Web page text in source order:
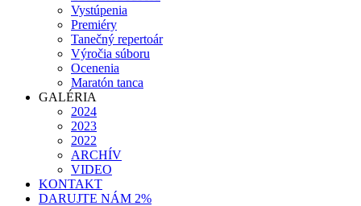
Vystúpenia
Premiéry
Tanečný repertoár
Výročia súboru
Ocenenia
Maratón tanca
GALÉRIA
2024
2023
2022
ARCHÍV
VIDEO
KONTAKT
DARUJTE NÁM 2%